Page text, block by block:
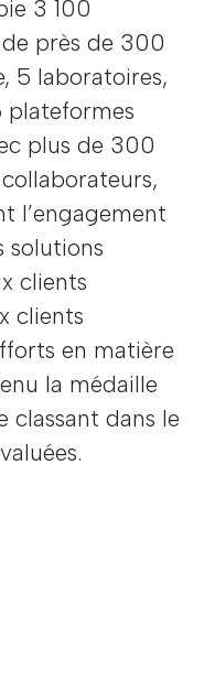
3 100
près de 300
5 laboratoires,
plateformes
plus de 300
l’engagement
solutions
clients
clients
en matière
la médaille
classant dans le